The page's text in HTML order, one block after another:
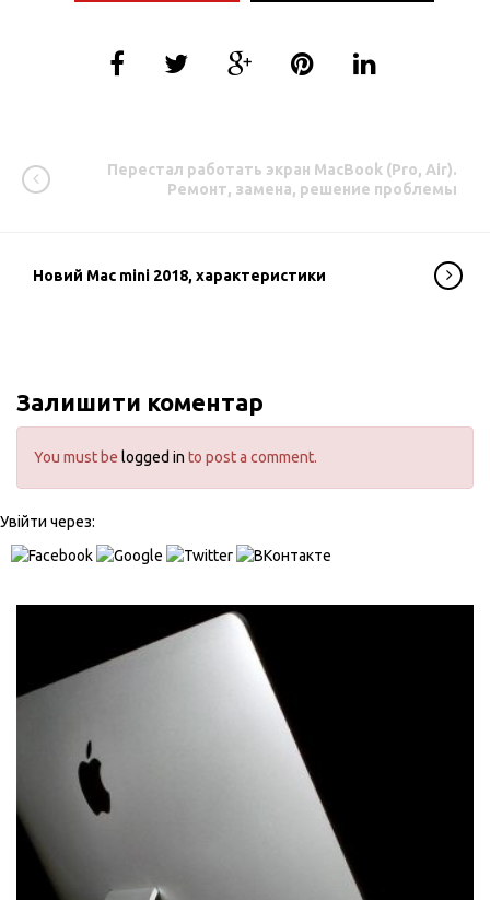
Перестал работать экран MacBook (Pro, Air).
Ремонт, замена, решение проблемы
Новий Mac mini 2018, характеристики
Залишити коментар
You must be logged in to post a comment.
Увійти через: